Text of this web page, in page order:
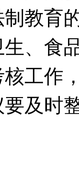
教育
、食
核工作
要及时